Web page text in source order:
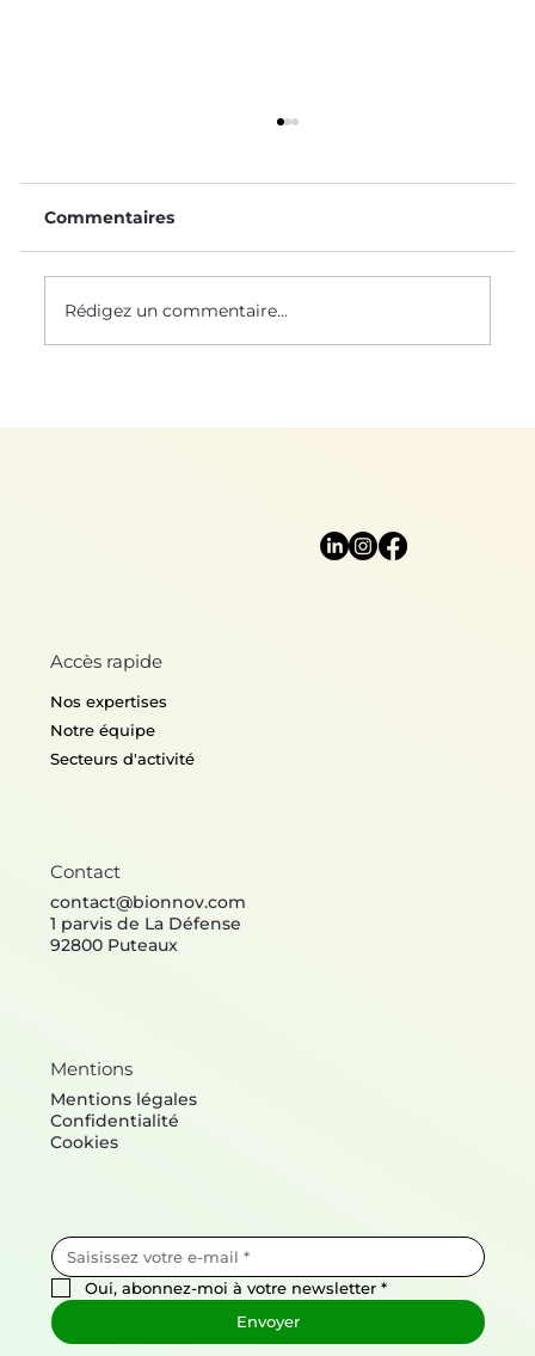
Le Saviez-Vous ? #58
Commentaires
Rédigez un commentaire...
Oui, abonnez-moi à votre newsletter *
Envoyer
Accès rapide
Nos expertises
Notre équipe
Secteurs d'activité
Contact
contact@bionnov.com
1 parvis de La Défense
92800 Puteaux
Mentions
Mentions légales
Confidentialité
Cookies